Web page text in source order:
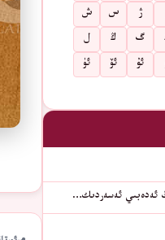
ژ س
ش
گ ڭ
ل
ئۇ ئۆ
ئۈ
ئەدەبىي ئەسەردىك…